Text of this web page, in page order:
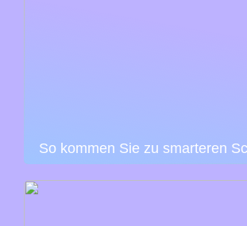
So kommen Sie zu smarteren